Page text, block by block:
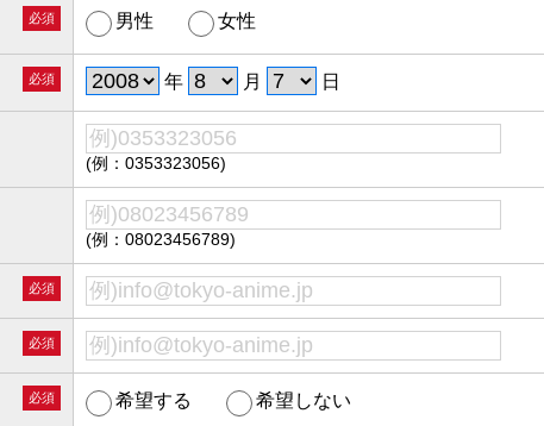
必須 男性 女性
必須 年 月 日
(例：0353323056)
(例：08023456789)
必須
必須
必須 希望する 希望しない